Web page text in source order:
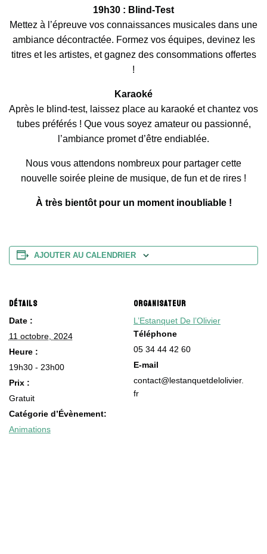
19h30 : Blind-Test
Mettez à l’épreuve vos connaissances musicales dans une
ambiance décontractée. Formez vos équipes, devinez les
titres et les artistes, et gagnez des consommations offertes
!
Karaoké
Après le blind-test, laissez place au karaoké et chantez vos
tubes préférés ! Que vous soyez amateur ou passionné,
l’ambiance promet d’être endiablée.
Nous vous attendons nombreux pour partager cette
nouvelle soirée pleine de musique, de fun et de rires !
À très bientôt pour un moment inoubliable !
AJOUTER AU CALENDRIER
DÉTAILS
Date :
11 octobre, 2024
Heure :
19h30 - 23h00
Prix :
Gratuit
Catégorie d’Évènement:
Animations
ORGANISATEUR
L’Estanquet De l’Olivier
Téléphone
05 34 44 42 60
E-mail
contact@lestanquetdelolivier.
fr